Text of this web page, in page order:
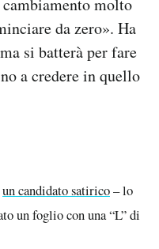
molto
da zero». Ha
si batterà per fare
a credere in quello
un candidato satirico– lo
un foglio con una “L” di